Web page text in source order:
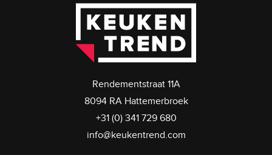
Rendementstraat 11A
8094 RA Hattemerbroek
+31 (0) 341 729 680
info@keukentrend.com